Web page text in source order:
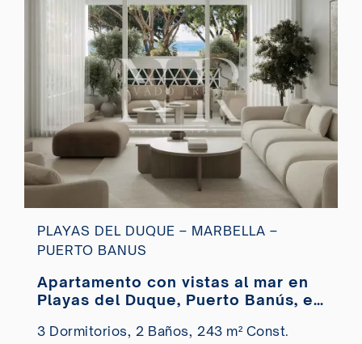
PLAYAS DEL DUQUE – MARBELLA –
PUERTO BANUS
Apartamento con vistas al mar en
Playas del Duque, Puerto Banús, en
3 Dormitorios, 2 Baños, 243 m² Const.